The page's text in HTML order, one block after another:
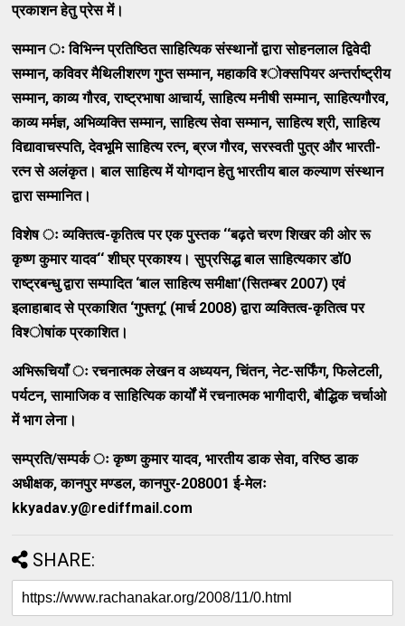
प्रकाशन हेतु प्रेस में।
सम्‍मान ः विभिन्‍न प्रतिष्‍ठित साहित्‍यिक संस्‍थानों द्वारा सोहनलाल द्विवेदी
सम्‍मान,कविवर मैथिलीशरण गुप्‍त सम्‍मान,महाकवि श्‍ोक्‍सपियर अन्‍तर्राष्‍ट्रीय
सम्‍मान,काव्‍य गौरव,राष्‍ट्रभाषा आचार्य,साहित्‍य मनीषी सम्‍मान,साहित्‍यगौरव,
काव्‍य मर्मज्ञ,अभिव्‍यक्‍ति सम्‍मान,साहित्‍य सेवा सम्‍मान,साहित्‍य श्री,साहित्‍य
विद्यावाचस्‍पति,देवभूमि साहित्‍य रत्‍न,ब्रज गौरव,सरस्‍वती पुत्र और भारती-
रत्‍न से अलंकृत। बाल साहित्‍य में योगदान हेतु भारतीय बाल कल्‍याण संस्‍थान
द्वारा सम्‍मानित।
विशेष ः व्‍यक्‍तित्‍व-कृतित्‍व पर एक पुस्‍तक ‘‘बढ़ते चरण शिखर की ओर रू
कृष्‍ण कुमार यादव‘‘शीघ्र प्रकाश्‍य। सुप्रसिद्ध बाल साहित्‍यकार डॉ0
राष्‍ट्रबन्‍धु द्वारा सम्‍पादित ‘बाल साहित्‍य समीक्षा'(सितम्‍बर 2007)एवं
इलाहाबाद से प्रकाशित ‘गुफ्‍तगू‘ (मार्च 2008)द्वारा व्‍यक्‍तित्‍व-कृतित्‍व पर
विश्‍ोषांक प्रकाशित।
अभिरूचियाँ ः रचनात्‍मक लेखन व अध्‍ययन,चिंतन,नेट-सर्फिंग,फिलेटली,
पर्यटन,सामाजिक व साहित्‍यिक कार्यों में रचनात्‍मक भागीदारी,बौद्धिक चर्चाओ
में भाग लेना।
सम्‍प्रति/सम्‍पर्क ः कृष्‍ण कुमार यादव,भारतीय डाक सेवा,वरिष्‍ठ डाक
अधीक्षक,कानपुर मण्‍डल,कानपुर-208001 ई-मेलः
kkyadav.y@rediffmail.com
SHARE: